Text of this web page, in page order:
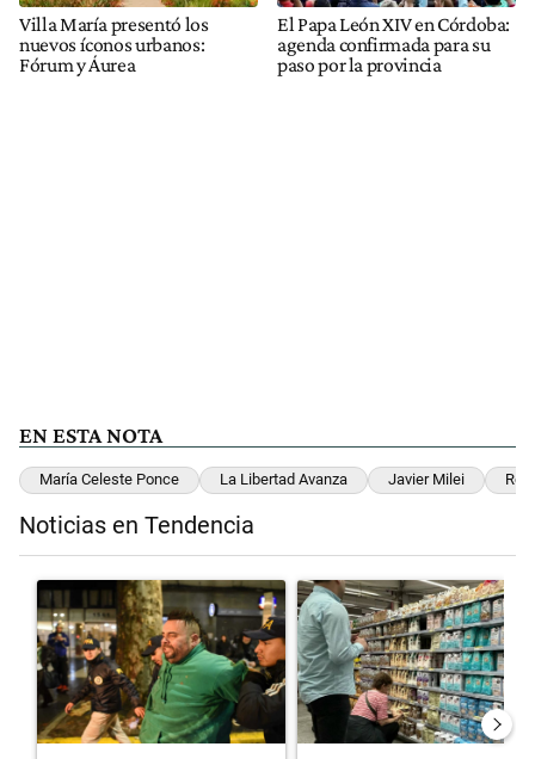
Villa María presentó los
nuevos íconos urbanos:
Fórum y Áurea
El Papa León XIV en Córdoba:
agenda confirmada para su
paso por la provincia
EN ESTA NOTA
María Celeste Ponce La Libertad Avanza Javier Milei
Noticias en Tendencia
Un artículo de tendencia con el título "La violencia sigue en los
Un artículo de tendencia con el